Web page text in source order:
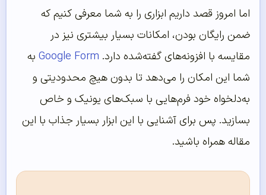
اما امروز قصد داریم ابزاری را به شما معرفی کنیم که
ضمن رایگان بودن، امکانات بسیار بیشتری نیز در
مقایسه با افزونه‌های گفته‌شده دارد. Google Form به
شما این امکان را می‌دهد تا بدون هیچ محدودیتی و
به‌دلخواه خود فرم‌هایی با سبک‌های یونیک و خاص
بسازید. پس برای آشنایی با این ابزار بسیار جذاب با این
مقاله همراه باشید.